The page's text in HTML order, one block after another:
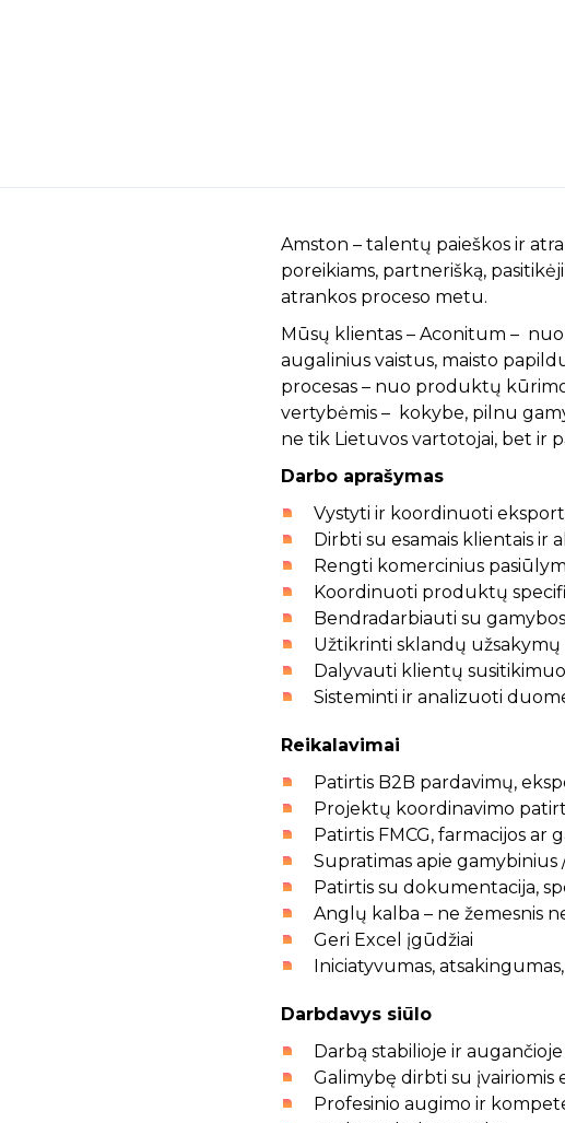
Amston – talentų paieškos ir
poreikiams, partnerišką,
atrankos proceso metu.
Mūsų klientas – Aconitum –
augalinius vaistus, maisto
procesas – nuo produktų
vertybėmis – kokybe, pilnu
ne tik Lietuvos vartotojai, bet ir
Darbo aprašymas
Vystyti ir koordinuoti
Dirbti su esamais klientais ir
Rengti komercinius
Koordinuoti produktų
Bendradarbiauti su
Užtikrinti sklandų
Dalyvauti klientų
Sisteminti ir analizuoti
Reikalavimai
Patirtis B2B pardavimų,
Projektų koordinavimo
Patirtis FMCG, farmacijos ar
Supratimas apie
Patirtis su dokumentacija,
Anglų kalba – ne žemesnis
Geri Excel įgūdžiai
Iniciatyvumas,
Darbdavys siūlo
Darbą stabilioje ir
Galimybę dirbti su
Profesinio augimo ir